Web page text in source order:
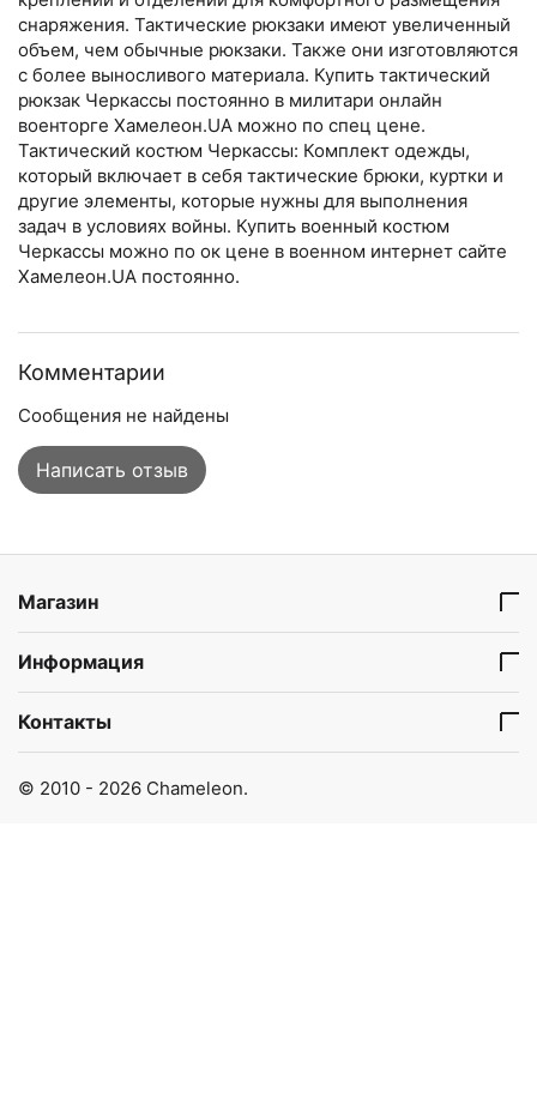
снаряжения. Тактические рюкзаки имеют увеличенный
объем, чем обычные рюкзаки. Также они изготовляются
с более выносливого материала. Купить тактический
рюкзак Черкассы постоянно в милитари онлайн
военторге Хамелеон.UA можно по спец цене.
Тактический костюм Черкассы: Комплект одежды,
который включает в себя тактические брюки, куртки и
другие элементы, которые нужны для выполнения
задач в условиях войны. Купить военный костюм
Черкассы можно по ок цене в военном интернет сайте
Хамелеон.UA постоянно.
Комментарии
Сообщения не найдены
Написать отзыв
Магазин
Информация
Контакты
© 2010 - 2026 Chameleon.